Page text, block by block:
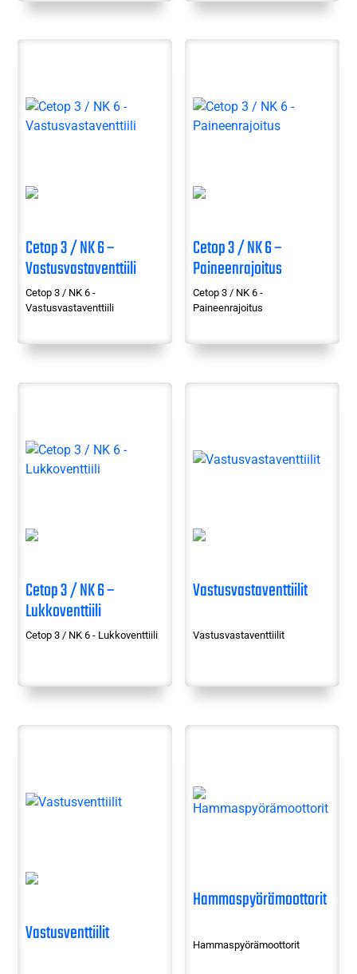
Cetop 3 / NK 6 –
Vastusvastaventtiili
Cetop 3 / NK 6 -
Vastusvastaventtiili
Cetop 3 / NK 6 –
Paineenrajoitus
Cetop 3 / NK 6 -
Paineenrajoitus
Cetop 3 / NK 6 –
Lukkoventtiili
Cetop 3 / NK 6 - Lukkoventtiili
Vastusvastaventtiilit
Vastusvastaventtiilit
Vastusventtiilit
Hammaspyörämoottorit
Hammaspyörämoottorit